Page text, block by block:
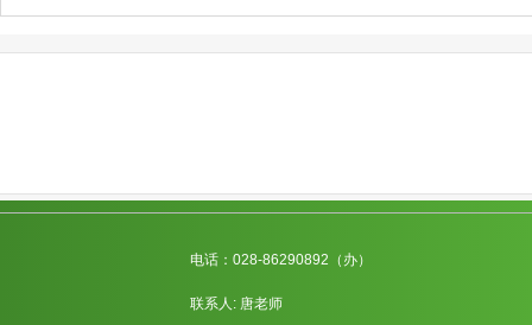
电话：028-86290892（办）
联系人: 唐老师